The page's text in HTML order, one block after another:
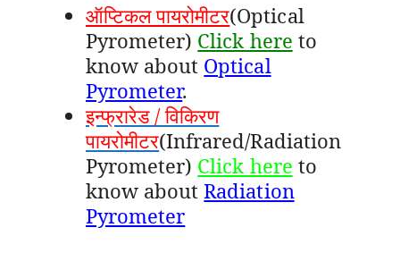
ऑप्टिकल पायरोमीटर(Optical
Pyrometer) Click here to
know about Optical
Pyrometer.
इन्फ्रारेड / विकिरण
पायरोमीटर(Infrared/Radiation
Pyrometer) Click here to
know aboutRadiation
Pyrometer